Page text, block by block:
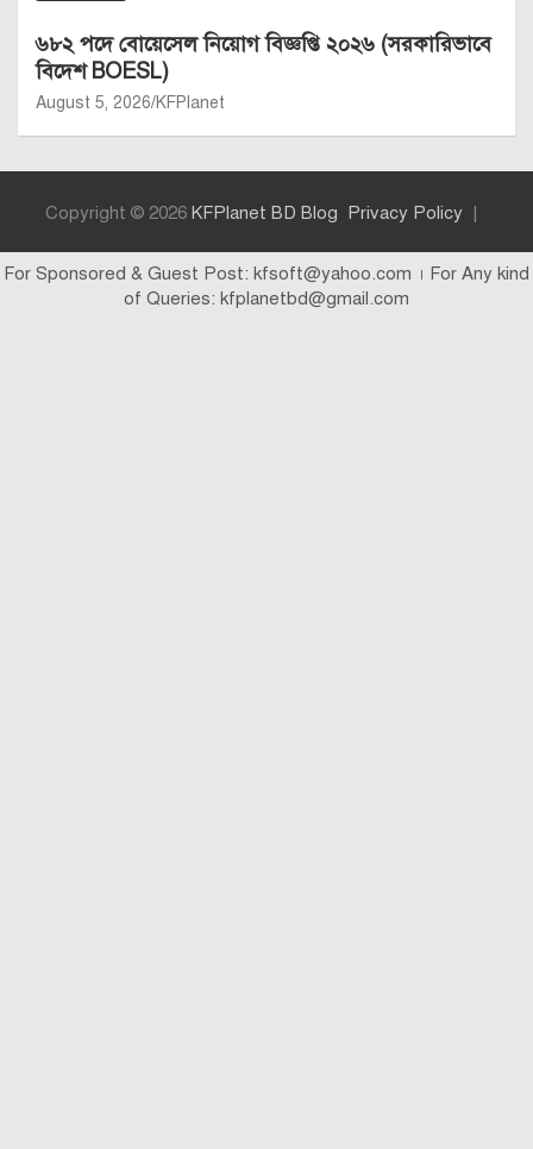
৬৮২ পদে বোয়েসেল নিয়োগ বিজ্ঞপ্তি ২০২৬ (সরকারিভাবে
বিদেশ BOESL)
August 5, 2026 KFPlanet
Copyright © 2026 KFPlanet BD Blog Privacy Policy
For Sponsored & Guest Post: kfsoft@yahoo.com । For Any kind
of Queries: kfplanetbd@gmail.com